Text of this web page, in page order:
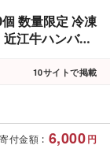
数量限定 冷凍
江牛ハンバー
日本三大和牛
10サイトで掲載
寄付金額 : 6,000円